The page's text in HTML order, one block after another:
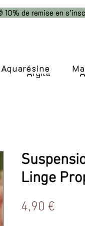
10% de remise en
Aquarésine
Linge
4,90 €
Argile